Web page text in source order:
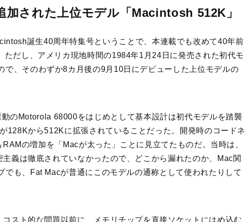
加された上位モデル「Macintosh 512K」
誕生40周年特集号ということで、本連載でも改めて40年前
ただし、アメリカ現地時間の1984年1月24日に発売された初代モ
で、そのわずか8カ月後の9月10日にデビューした上位モデルの
のMotorola 68000をはじめとして基本設計は初代モデルを踏襲
128Kから512Kに拡張されていることだった。開発時のコードネ
の増加を「Macが太った」ことに見立てたものだ。当時は、
義は徹底されていなかったので、どこから漏れたのか、Mac関
でも、Fat Macが普通にこのモデルの通称として使われたりして
スト的な問題以前に、メモリチップを直接ソケットにはめ込む